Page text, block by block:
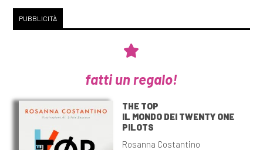
PUBBLICITÀ
fatti un regalo!
THE TOP
IL MONDO DEI TWENTY ONE
PILOTS
Rosanna Costantino